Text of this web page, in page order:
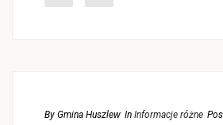
By Gmina Huszlew In Informacje różne